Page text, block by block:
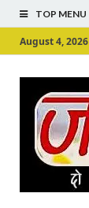
TOP MENU
August 4, 2026